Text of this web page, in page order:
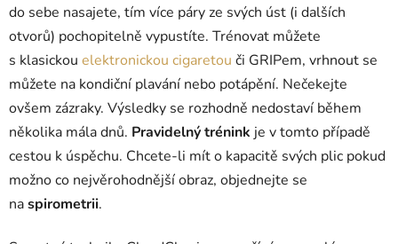
do sebe nasajete, tím více páry ze svých úst (i dalších
otvorů) pochopitelně vypustíte. Trénovat můžete
s klasickou elektronickou cigaretou či GRIPem, vrhnout se
můžete na kondiční plavání nebo potápění. Nečekejte
ovšem zázraky. Výsledky se rozhodně nedostaví během
několika mála dnů. Pravidelný trénink je v tomto případě
cestou k úspěchu. Chcete-li mít o kapacitě svých plic pokud
možno co nejvěrohodnější obraz, objednejte se
naspirometrii.